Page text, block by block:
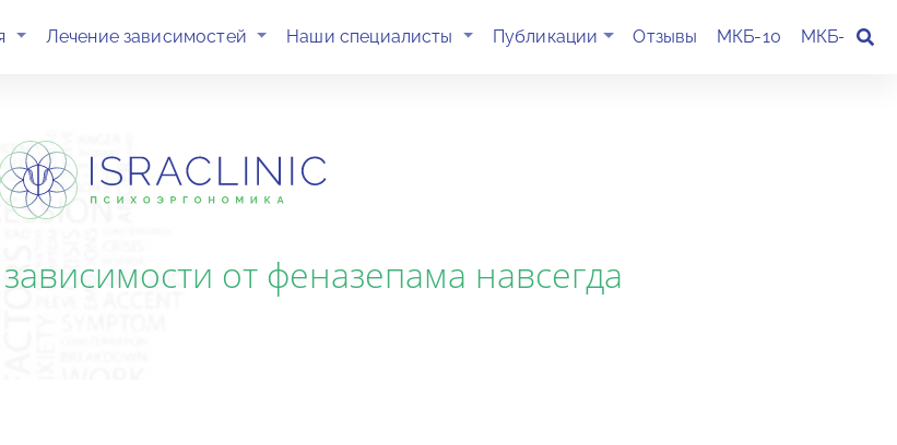
(current)Лечение зависимостей (current)Наши специалисты (current)Публикации Отзывы МКБ-10 МКБ-11
от феназепама навсегда